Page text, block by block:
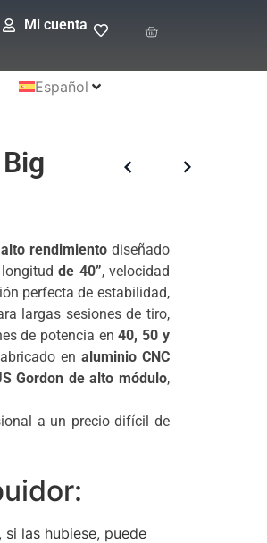
Mi cuenta
Español
rendimientodiseñado
de 40”, velocidad
perfecta de estabilidad,
largas sesiones de tiro,
de potencia en40, 50 y
en aluminio CNC
Gordon de alto módulo,
a un precio difícil de
las hubiese, puede